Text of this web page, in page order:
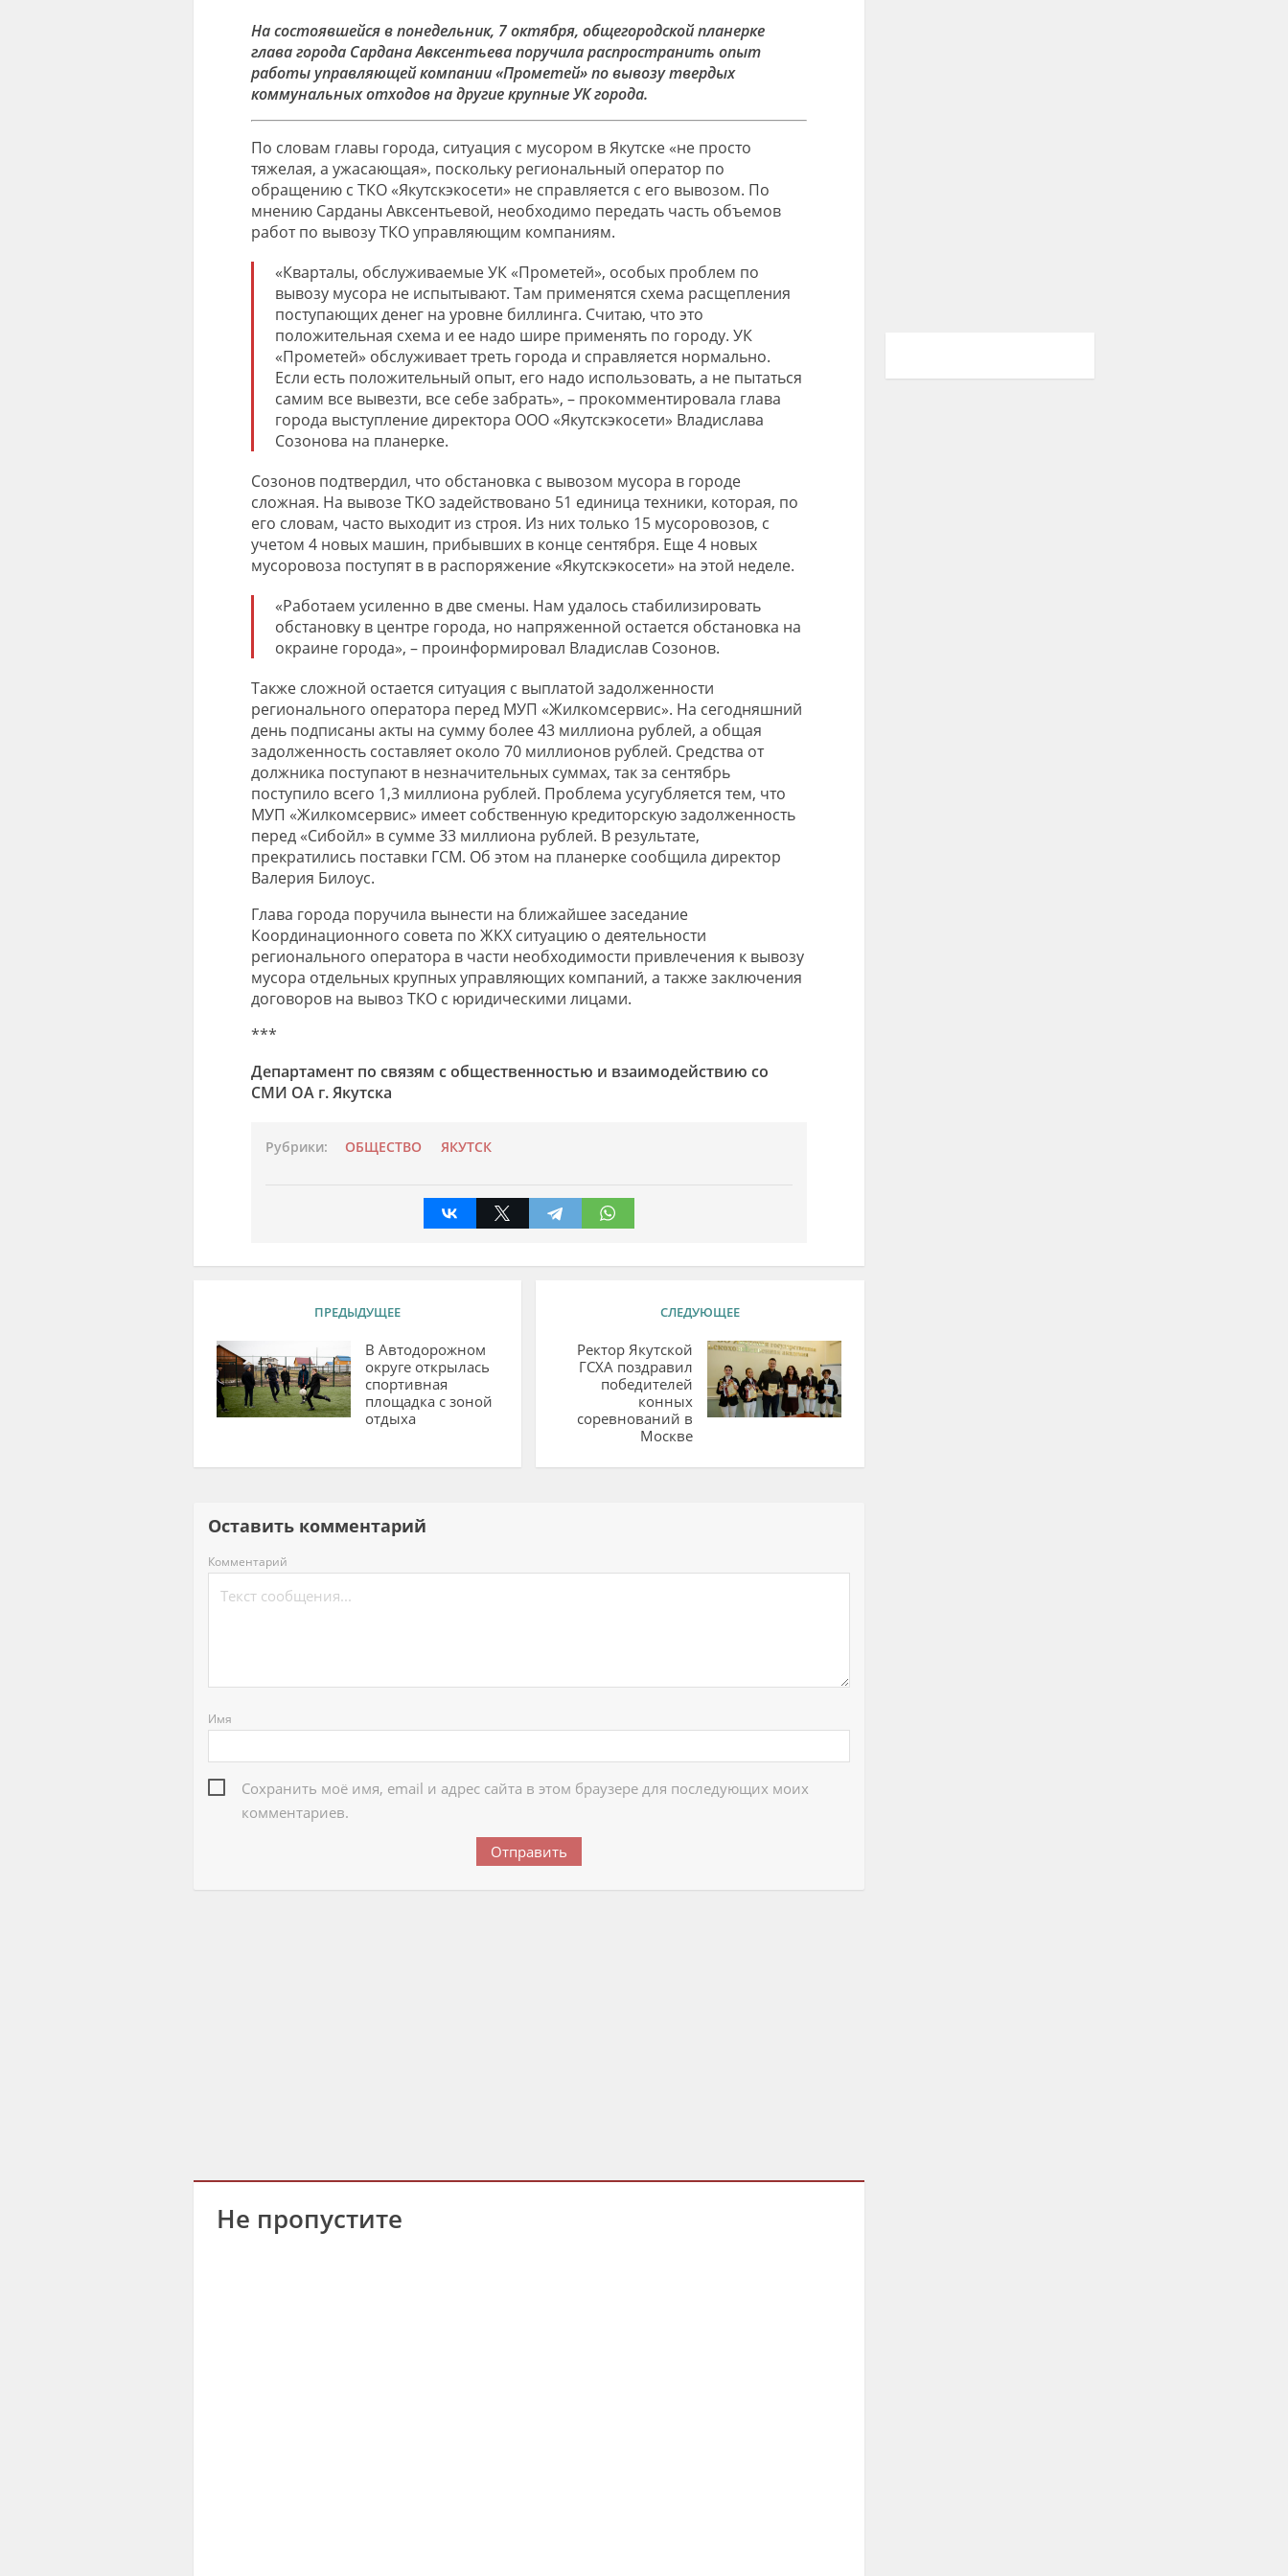
На состоявшейся в понедельник, 7 октября, общегородской планерке
глава города Сардана Авксентьева поручила распространить опыт
работы управляющей компании «Прометей» по вывозу твердых
коммунальных отходов на другие крупные УК города.
По словам главы города, ситуация с мусором в Якутске «не просто
тяжелая, а ужасающая», поскольку региональный оператор по
обращению с ТКО «Якутскэкосети» не справляется с его вывозом. По
мнению Сарданы Авксентьевой, необходимо передать часть объемов
работ по вывозу ТКО управляющим компаниям.
«Кварталы, обслуживаемые УК «Прометей», особых проблем по
вывозу мусора не испытывают. Там применятся схема расщепления
поступающих денег на уровне биллинга. Считаю, что это
положительная схема и ее надо шире применять по городу. УК
«Прометей» обслуживает треть города и справляется нормально.
Если есть положительный опыт, его надо использовать, а не пытаться
самим все вывезти, все себе забрать», – прокомментировала глава
города выступление директора ООО «Якутскэкосети» Владислава
Созонова на планерке.
Созонов подтвердил, что обстановка с вывозом мусора в городе
сложная. На вывозе ТКО задействовано 51 единица техники, которая, по
его словам, часто выходит из строя. Из них только 15 мусоровозов, с
учетом 4 новых машин, прибывших в конце сентября. Еще 4 новых
мусоровоза поступят в в распоряжение «Якутскэкосети» на этой неделе.
«Работаем усиленно в две смены. Нам удалось стабилизировать
обстановку в центре города, но напряженной остается обстановка на
окраине города», – проинформировал Владислав Созонов.
Также сложной остается ситуация с выплатой задолженности
регионального оператора перед МУП «Жилкомсервис». На сегодняшний
день подписаны акты на сумму более 43 миллиона рублей, а общая
задолженность составляет около 70 миллионов рублей. Средства от
должника поступают в незначительных суммах, так за сентябрь
поступило всего 1,3 миллиона рублей. Проблема усугубляется тем, что
МУП «Жилкомсервис» имеет собственную кредиторскую задолженность
перед «Сибойл» в сумме 33 миллиона рублей. В результате,
прекратились поставки ГСМ. Об этом на планерке сообщила директор
Валерия Билоус.
Глава города поручила вынести на ближайшее заседание
Координационного совета по ЖКХ ситуацию о деятельности
регионального оператора в части необходимости привлечения к вывозу
мусора отдельных крупных управляющих компаний, а также заключения
договоров на вывоз ТКО с юридическими лицами.
***
Департамент по связям с общественностью и взаимодействию со
СМИ ОА г. Якутска
Рубрики: ОБЩЕСТВО ЯКУТСК
ПРЕДЫДУЩЕЕ
В Автодорожном
округе открылась
спортивная
площадка с зоной
отдыха
СЛЕДУЮЩЕЕ
Ректор Якутской
ГСХА поздравил
победителей
конных
соревнований в
Москве
Оставить комментарий
Комментарий
Имя
Сохранить моё имя, email и адрес сайта в этом браузере для последующих моих
комментариев.
Не пропустите